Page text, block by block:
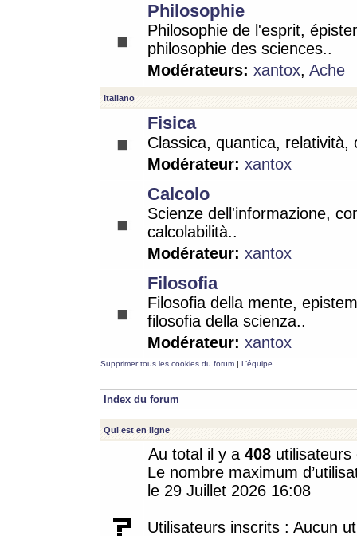
Philosophie
Philosophie de l'esprit,
philosophie des sciences..
Modérateurs: xantox, Ache
Italiano
Fisica
Classica, quantica, relatività,
Modérateur: xantox
Calcolo
Scienze dell'informazione,
calcolabilità..
Modérateur: xantox
Filosofia
Filosofia della mente,
filosofia della scienza..
Modérateur: xantox
Supprimer tous les cookies du forum | L’équipe
Index du forum
Qui est en ligne
Au total il y a 408
Le nombre maximum
le 29 Juillet 2026 16:08
Utilisateurs inscrits : Aucun